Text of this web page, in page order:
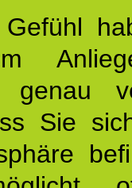
genau
Sie